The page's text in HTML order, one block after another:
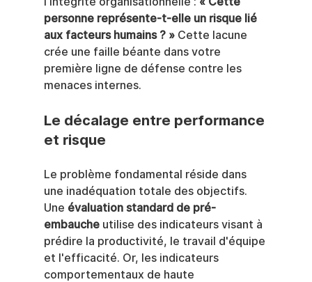
personne représente-t-elle un risque lié
aux facteurs humains ? » Cette lacune
crée une faille béante dans votre
première ligne de défense contre les
menaces internes.
Le décalage entre performance
et risque
Le problème fondamental réside dans
une inadéquation totale des objectifs.
Une évaluation standard de pré-
embauche utilise des indicateurs visant à
prédire la productivité, le travail d'équipe
et l'efficacité. Or, les indicateurs
comportementaux de haute